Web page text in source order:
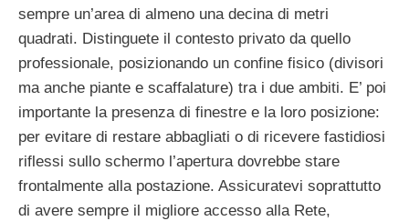
sempre un’area di almeno una decina di metri
quadrati. Distinguete il contesto privato da quello
professionale, posizionando un confine fisico (divisori
ma anche piante e scaffalature) tra i due ambiti. E’ poi
importante la presenza di finestre e la loro posizione:
per evitare di restare abbagliati o di ricevere fastidiosi
riflessi sullo schermo l’apertura dovrebbe stare
frontalmente alla postazione. Assicuratevi soprattutto
di avere sempre il migliore accesso alla Rete,